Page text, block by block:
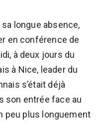
longue absence,
en conférence de
à deux jours du
à Nice, leader du
s’était déjà
son entrée face au
peu plus longuement